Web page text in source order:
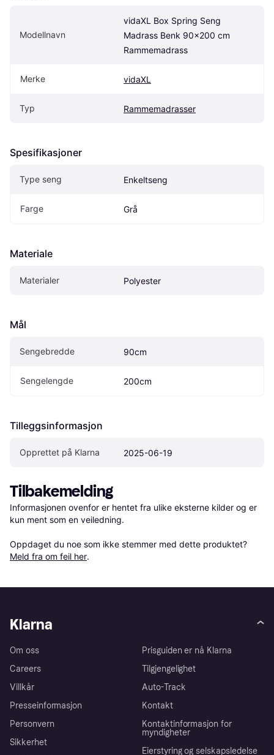
Modellnavn
vidaXL Box Spring Seng
Madrass Benk 90x200 cm
Rammemadrass
Merke vidaXL
Typ Rammemadrasser
Spesifikasjoner
Type seng Enkeltseng
Farge Grå
Materiale
Materialer Polyester
Mål
Sengebredde 90cm
Sengelengde 200cm
Tilleggsinformasjon
Opprettet på Klarna 2025-06-19
Tilbakemelding
Informasjonen ovenfor er hentet fra ulike eksterne kilder og er
kun ment som en veiledning.
Oppdaget du noe som ikke stemmer med dette produktet?
Meld fra om feil her.
Klarna
Om oss
Careers
Villkår
Presseinformasjon
Personvern
Sikkerhet
Prisguiden er nå Klarna
Tilgjengelighet
Auto-Track
Kontakt
Kontaktinformasjon for
myndigheter
Eierstyring og selskapsledelse